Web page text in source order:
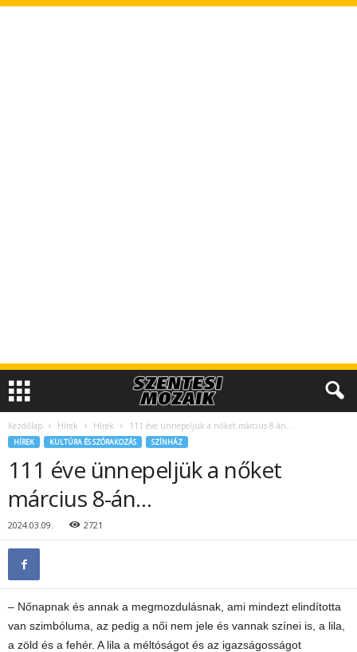
Kezdőlap Hírek Hírek 111 éve ünnepeljük a nőket március 8-án…
HÍREK KULTÚRA ÉS SZÓRAKOZÁS SZÍNHÁZ
111 éve ünnepeljük a nőket
március 8-án…
2024.03.09. 2721
– Nőnapnak és annak a megmozdulásnak, ami mindezt elindította
van szimbóluma, az pedig a női nem jele és vannak színei is, a lila,
a zöld és a fehér. A lila a méltóságot és az igazságosságot